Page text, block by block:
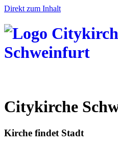
Direkt zum Inhalt
Citykirche
Kirche findet Stadt